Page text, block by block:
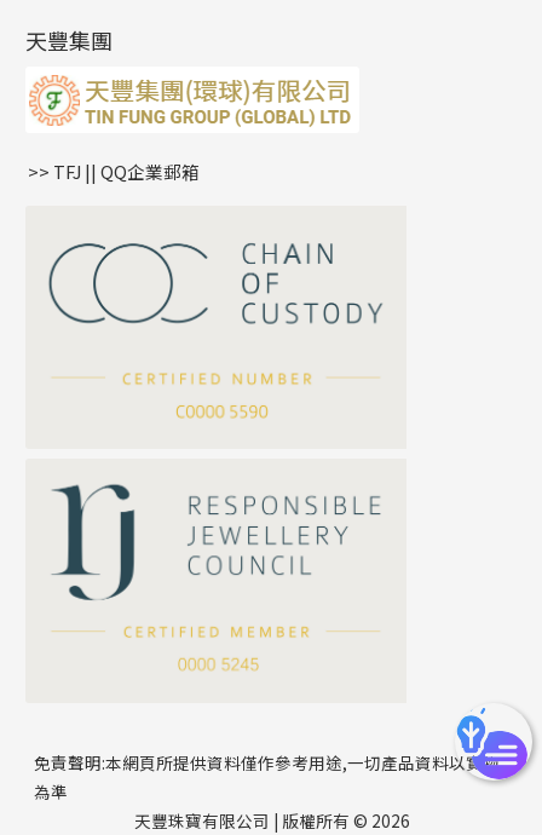
公司名稱
聯絡電話
雙十字鏈系列
水波鏈系列
蛇骨鏈系列
鏈尾系列
嘴唇鏈系列
S車花鏈系列
珍珠鏈系列
坦克鏈系列
滿天星鏈系列
方假繩鏈系列
耳環扣系列
耳綫/耳鈎系列
耳環爪頭
耳環
字母吊墜
相盒吊墜
項鏈吊墜
生肖吊墜
星座吊墜
珠扣
天豐集團
>> TFJ || QQ企業郵箱
免責聲明:本網頁所提供資料僅作參考用途,一切產品資料以實物
為準
天豐珠寶有限公司 | 版權所有 © 2026